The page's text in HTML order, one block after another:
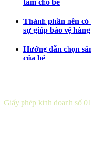
tắm cho bé
Thành phần nên
sự giúp bảo vệ
Hướng dẫn chọn
của bé
Giấy phép kinh doanh số